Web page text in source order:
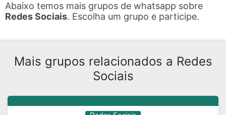
Abaixo temos mais grupos de whatsapp sobre
Redes Sociais. Escolha um grupo e participe.
Mais grupos relacionados a Redes
Sociais